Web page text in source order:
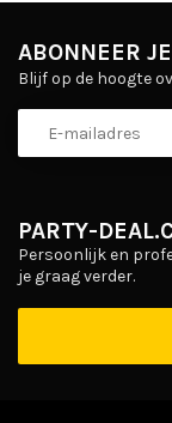
PARTY-
Persoonlijk en
je graag verder.
ABONNEER
Blijf op de hoogte